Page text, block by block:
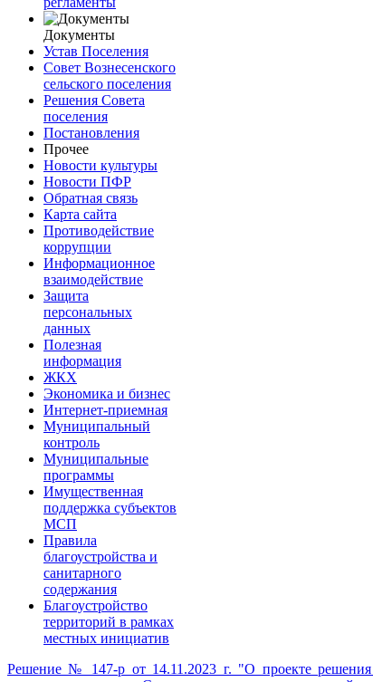
Документы
Устав Поселения
Совет Вознесенского
сельского поселения
Решения Совета
поселения
Постановления
Прочее
Новости культуры
Новости ПФР
Обратная связь
Карта сайта
Противодействие
коррупции
Информационное
взаимодействие
Защита
персональных
данных
Полезная
информация
ЖКХ
Экономика и бизнес
Интернет-приемная
Муниципальный
контроль
Муниципальные
программы
Имущественная
поддержка субъектов
МСП
Правила
благоустройства и
санитарного
содержания
Благоустройство
территорий в рамках
местных инициатив
Решение № 147-р от 14.11.2023 г. "О проекте